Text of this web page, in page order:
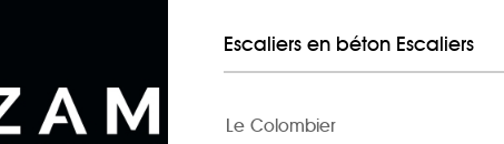
Escaliers en béton Escaliers
Le Colombier